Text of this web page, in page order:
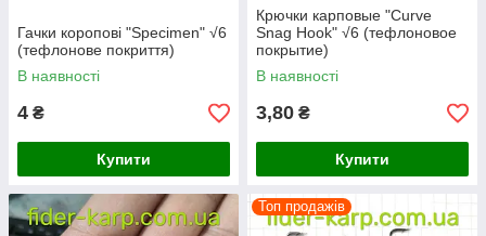
Гачки коропові "Specimen" √6
(тефлонове покриття)
В наявності
4 ₴
Купити
Крючки карповые "Curve
Snag Hook" √6 (тефлоновое
покрытие)
В наявності
3,80 ₴
Купити
Топ продажів